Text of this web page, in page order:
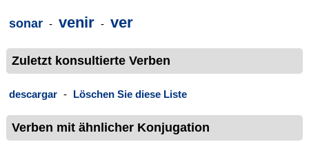
sonar - venir - ver
Zuletzt konsultierte Verben
descargar - Löschen Sie diese Liste
Verben mit ähnlicher Konjugation